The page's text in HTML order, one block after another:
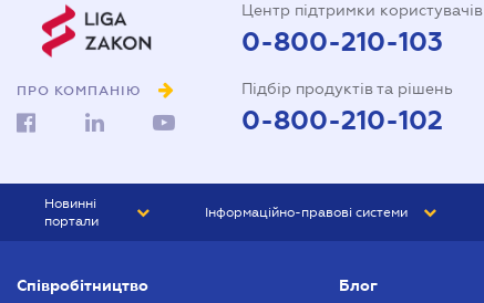
інтересів в суді
Довіреність на реєстрацію
майном
Договір купівлі-продажу
ПРО КОМПАНІЮ
Центр підтримки користувачів
0-800-210-103
Підбір продуктів та рішень
0-800-210-102
Новинні
портали
БІЗНЕС
Інформаційно-правові системи
Співробітництво Блог